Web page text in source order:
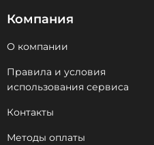
Компания
О компании
Правила и условия
использования сервиса
Контакты
Методы оплаты